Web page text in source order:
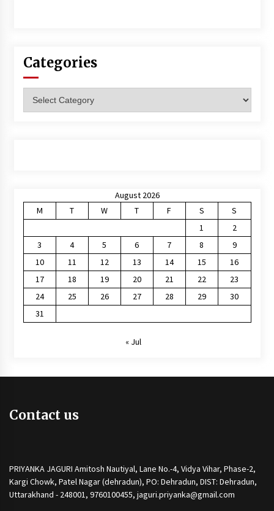
Categories
August 2026
M
T W T F S
S
1
2
3
4 5 6 7 8
9
10
11 12 13 14 15
16
17
18 19 20 21 22
23
24
25 26 27 28 29
30
31
« Jul
Contact us
PRIYANKA JAGURI Amitosh Nautiyal, Lane No.-4, Vidya Vihar, Phase-2,
Kargi Chowk, Patel Nagar (dehradun), PO: Dehradun, DIST: Dehradun,
Uttarakhand - 248001, 9760100455, jaguri.priyanka@gmail.com